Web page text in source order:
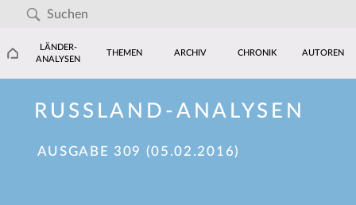
LÄNDER-
ANALYSEN
THEMEN ARCHIV CHRONIK AUTOREN
RUSSLAND-ANALYSEN
AUSGABE 309 (05.02.2016)